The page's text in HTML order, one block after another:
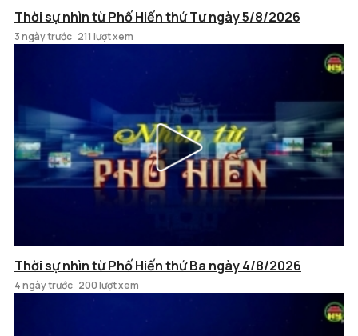
Thời sự nhìn từ Phố Hiến thứ Tư ngày 5/8/2026
3 ngày trước 211 lượt xem
Thời sự nhìn từ Phố Hiến thứ Ba ngày 4/8/2026
4 ngày trước 200 lượt xem